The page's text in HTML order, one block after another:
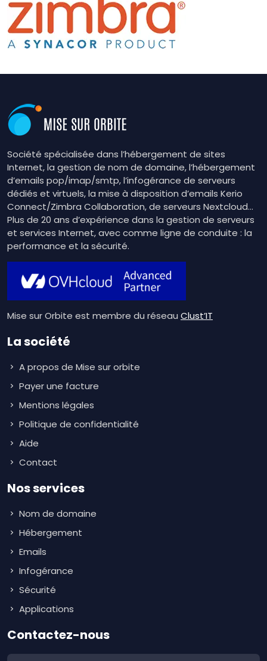
Société spécialisée dans l’hébergement de sites
Internet, la gestion de nom de domaine, l’hébergement
d’emails pop/imap/smtp, l’infogérance de serveurs
dédiés et virtuels, la mise à disposition d’emails Kerio
Connect/Zimbra Collaboration, de serveurs Nextcloud…
Plus de 20 ans d’expérience dans la gestion de serveurs
et services Internet, avec comme ligne de conduite : la
performance et la sécurité.
Mise sur Orbite est membre du réseau Clust’IT
La société
A propos de Mise sur orbite
Payer une facture
Mentions légales
Politique de confidentialité
Aide
Contact
Nos services
Nom de domaine
Hébergement
Emails
Infogérance
Sécurité
Applications
Contactez-nous